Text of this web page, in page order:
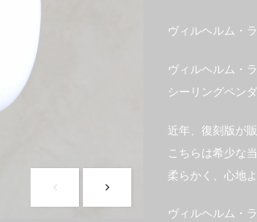
ヴィルヘルム・
ヴィルヘルム・
シーリングペン
近年、復刻版が
こちらは希少な
柔らかく、心地
ヴィルヘルム・